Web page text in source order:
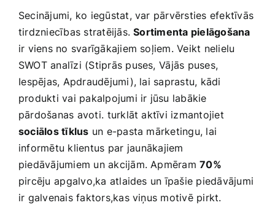
Secinājumi, ko iegūstat, var pārvērsties efektīvās
tirdzniecības ‍stratēijās.Sortimenta pielāgošana
ir viens no ‌svarīgākajiem soļiem. Veikt nelielu
SWOT analīzi (Stiprās ​puses, ⁣Vājās puses,
⁢Iespējas, Apdraudējumi), lai saprastu, kādi
produkti‌ vai pakalpojumi ir jūsu labākie‌
pārdošanas avoti.⁤ turklāt ‍aktīvi izmantojiet
sociālos tīklus un e-pasta mārketingu, lai
informētu klientus ⁣par⁣ jaunākajiem
piedāvājumiem ​un akcijām. Apmēram70%
pircēju ⁤apgalvo,ka atlaides un ‍īpašie piedāvājumi
ir galvenais faktors,kas viņus motivē pirkt.